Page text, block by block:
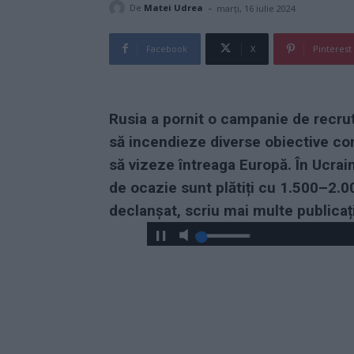
De Matei Udrea - marți, 16 iulie 2024
Facebook X Pinterest
Rusia a pornit o campanie de
să incendieze diverse obiective
să vizeze întreaga Europă.În
de ocazie sunt plătiți cu
declanșat, scriu mai multe